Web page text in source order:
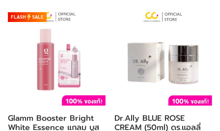
FLASH SALE
Glamm Booster Bright
White Essence แกลม บูส
Dr.Ally BLUE ROSE
CREAM (50ml) ดร.แอลลี่